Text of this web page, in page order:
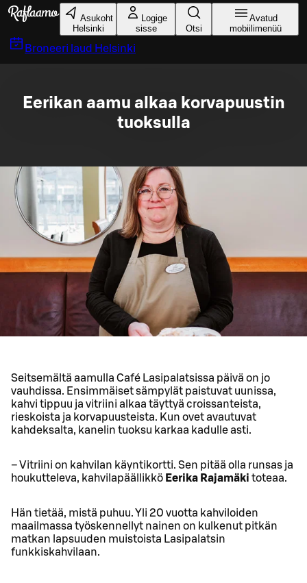
Liigu peamise sisu juurde
Asukoht
Helsinki
Logige
sisse
Otsi
Avatud
mobiilimenüü
Broneeri laud Helsinki
Eerikan aamu alkaa korvapuustin
tuoksulla
Seitsemältä aamulla Café Lasipalatsissa päivä on jo
vauhdissa. Ensimmäiset sämpylät paistuvat uunissa,
kahvi tippuu ja vitriini alkaa täyttyä croissanteista,
rieskoista ja korvapuusteista. Kun ovet avautuvat
kahdeksalta, kanelin tuoksu karkaa kadulle asti.
– Vitriini on kahvilan käyntikortti. Sen pitää olla runsas ja
houkutteleva, kahvilapäällikkö Eerika Rajamäki toteaa.
Hän tietää, mistä puhuu. Yli 20 vuotta kahviloiden
maailmassa työskennellyt nainen on kulkenut pitkän
matkan lapsuuden muistoista Lasipalatsin
funkkiskahvilaan.